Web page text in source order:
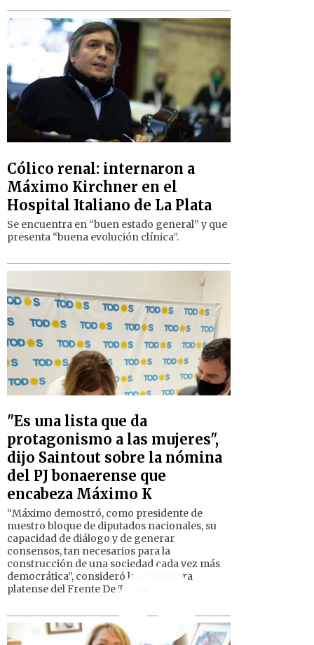
Cólico renal: internaron a
Máximo Kirchner en el
Hospital Italiano de La Plata
Se encuentra en “buen estado general” y que
presenta “buena evolución clínica”.
"Es una lista que da
protagonismo a las mujeres",
dijo Saintout sobre la nómina
del PJ bonaerense que
encabeza Máximo K
“Máximo demostró, como presidente de
nuestro bloque de diputados nacionales, su
capacidad de diálogo y de generar
consensos, tan necesarios para la
construcción de una sociedad cada vez más
democrática”, consideró la legisladora
platense del Frente De Todos